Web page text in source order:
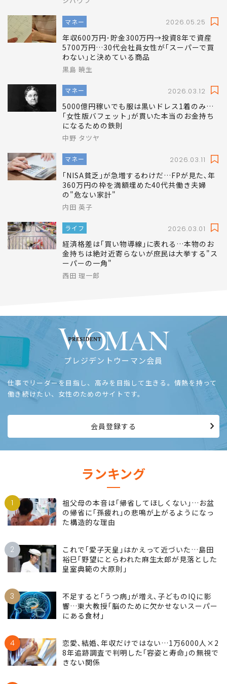
マネー 2026.05.25
年収600万円･貯金300万円→投資8年で資産
5700万円…30代会社員女性が｢スーパーで買
わない｣と決めている商品
黒島 暁生
マネー 2026.03.12
5000億円稼いでも服は黒いドレス1着のみ…
｢女性版バフェット｣が貫いた本当のお金持ち
になるための鉄則
中野 タツヤ
マネー 2026.03.11
｢NISA貧乏｣が急増するわけだ…FPが見た､年
360万円の枠を満額埋めた40代共働き夫婦
の"危ない家計"
内田 英子
ライフ 2026.03.01
経済格差は｢買い物導線｣に表れる…本物のお
金持ちは絶対近寄らないが庶民は大挙する"ス
ーパーの一角"
西田 理一郎
プレジデントウーマン会員
仕事でリーダーを目指し、高みを目指して生きる。情熱を持って
働き続けたい、女性のためのサイトです。
会員登録する
ランキング
1
祖父母の本音は｢帰省してほしくない｣…お盆
の帰省に｢孫疲れ｣の悲鳴が上がるようになっ
た構造的な理由
2
これで｢愛子天皇｣はかえって近づいた…島田
裕巳｢野望にとらわれた麻生太郎が見落とした
皇室典範の大原則｣
3
不足すると｢うつ病｣が増え､子どものIQに影
響…東大教授｢脳のために欠かせないスーパー
にある食材｣
4
恋愛､結婚､年収だけではない…1万6000人×2
8年追跡調査で判明した｢容姿と寿命｣の無視で
きない関係